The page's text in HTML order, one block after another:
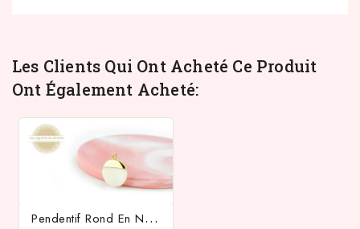
Les Clients Qui Ont Acheté Ce Produit
Ont Également Acheté:
P
Endentif Rond En Nacre Naturelle Et Laiton